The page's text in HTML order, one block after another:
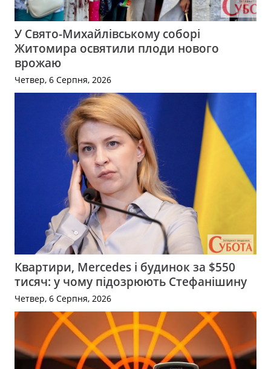
У Свято-Михайлівському соборі
Житомира освятили плоди нового
врожаю
Четвер, 6 Серпня, 2026
Квартири, Mercedes і будинок за $550
тисяч: у чому підозрюють Стефанішину
Четвер, 6 Серпня, 2026